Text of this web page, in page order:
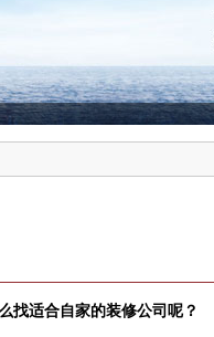
找适合自家的装修公司呢？